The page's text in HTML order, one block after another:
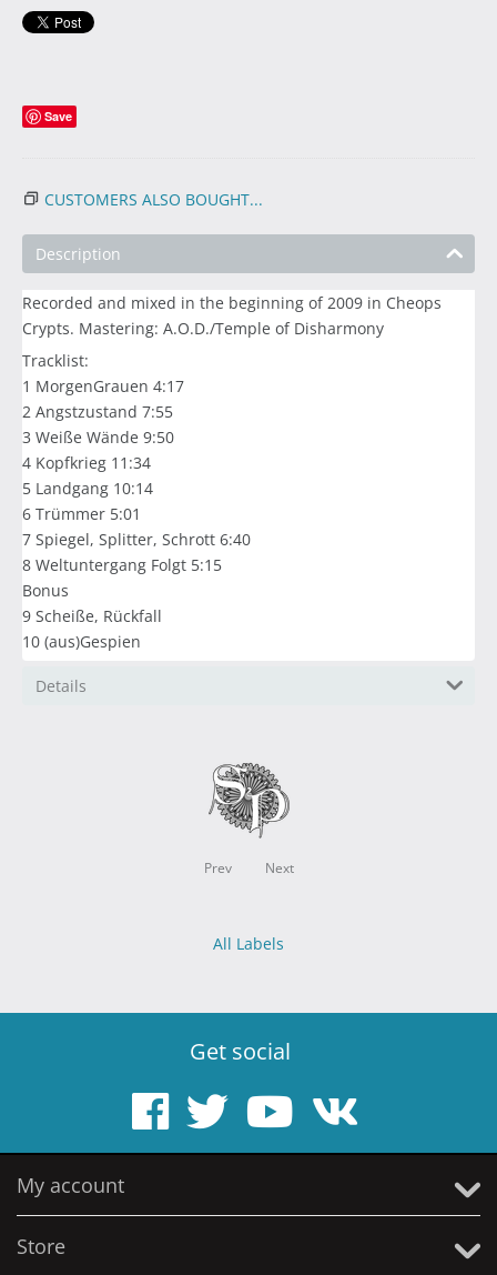
Save
CUSTOMERS ALSO BOUGHT...
Description
Recorded and mixed in the beginning of 2009 in Cheops
Crypts. Mastering: A.O.D./Temple of Disharmony
Tracklist:
1 MorgenGrauen 4:17
2 Angstzustand 7:55
3 Weiße Wände 9:50
4 Kopfkrieg 11:34
5 Landgang 10:14
6 Trümmer 5:01
7 Spiegel, Splitter, Schrott 6:40
8 Weltuntergang Folgt 5:15
Bonus
9 Scheiße, Rückfall
10 (aus)Gespien
Details
Prev Next
All Labels
Get social
My account
Store